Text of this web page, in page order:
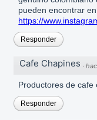
pueden encontrar
https://
Responder
Cafe Chapines ·
Productores de cafe
Responder